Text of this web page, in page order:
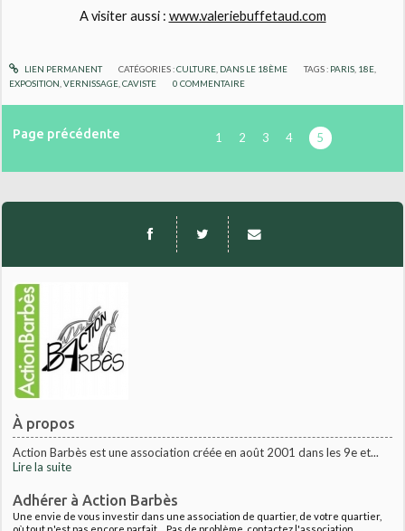
À propos
Action Barbès est une association créée en août 2001 dans les 9e et...
Lire la suite
Adhérer à Action Barbès
Une envie de vous investir dans une association de quartier, de votre quartier,
A visiter aussi : www.valeriebuffetaud.com
LIEN PERMANENT CATÉGORIES :CULTURE, DANS LE 18ÈME TAGS : PARIS 18E
EXPOSITION ,VERNISSAGE ,CAVISTE 0 COMMENTAIRE
Page précédente 1 2 3 4 5